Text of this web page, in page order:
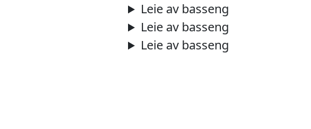
Leie av basseng
Leie av basseng
Leie av basseng